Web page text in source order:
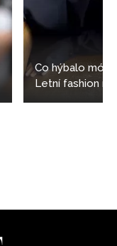
Co hýbalo
Letní fashion